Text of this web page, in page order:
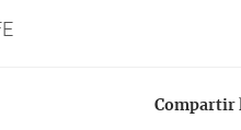
Compartir